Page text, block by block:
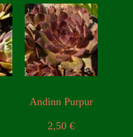
Andinn Purpur
2,50 €